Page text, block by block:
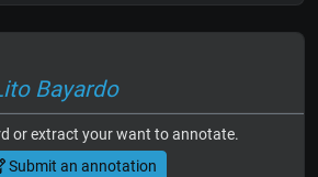
Bayardo
or extract your want to annotate.
Submit an annotation